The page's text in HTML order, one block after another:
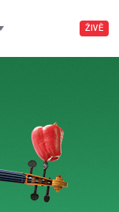
ŽIVĚ